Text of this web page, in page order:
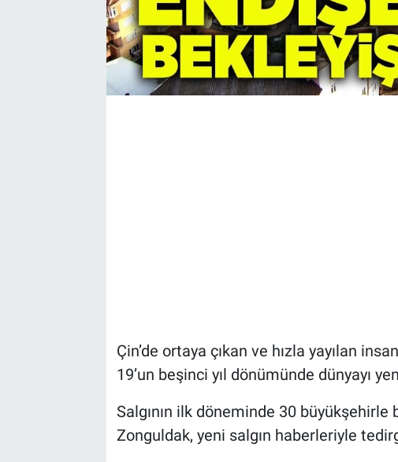
Çin’de ortaya çıkan ve hızla yayılan
19’un beşinci yıl dönümünde dünyayı
Salgının ilk döneminde 30 büyükşehirle
Zonguldak, yeni salgın haberleriyle